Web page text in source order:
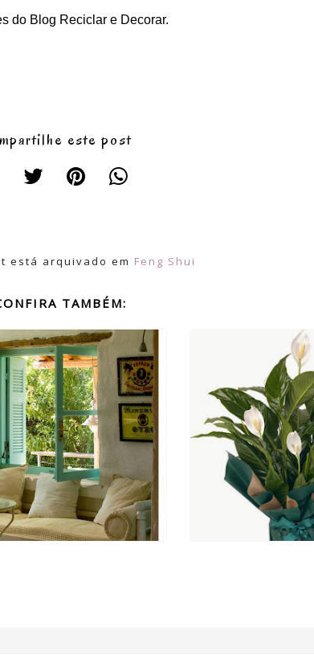
do Blog Reciclar e Decorar.
este post
está arquivado em Feng Shui
TAMBÉM: